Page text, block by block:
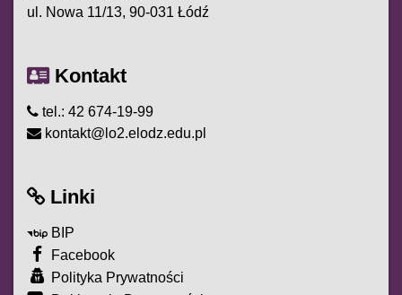
ul. Nowa 11/13, 90-031 Łódź
Kontakt
tel.: 42 674-19-99
kontakt@lo2.elodz.edu.pl
Linki
BIP
Facebook
Polityka Prywatności